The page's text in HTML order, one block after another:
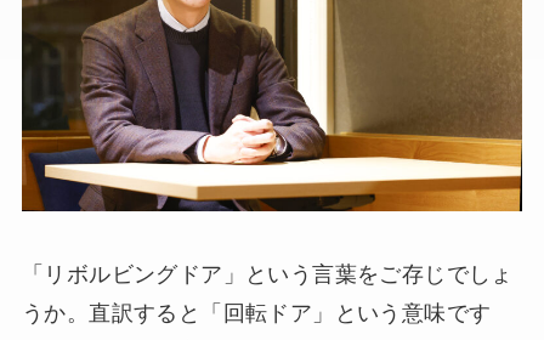
「リボルビングドア」という言葉をご存じでしょ
うか。直訳すると「回転ドア」という意味です